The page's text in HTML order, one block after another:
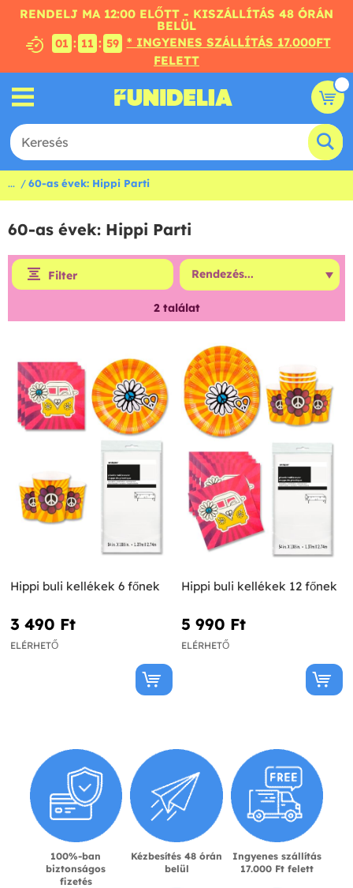
RENDELJ MA 12:00 ELŐTT - KISZÁLLÍTÁS 48 ÓRÁN
BELÜL
01 : 11 : 59 * INGYENES SZÁLLÍTÁS 17.000FT
FELETT
... 60-as évek: Hippi Parti
60-as évek: Hippi Parti
Filter
2találat
Hippi buli kellékek 6 főnek
3 490 Ft‎
ELÉRHETŐ
Hippi buli kellékek 12 főnek
5 990 Ft‎
ELÉRHETŐ
100%-ban
biztonságos
fizetés
Kézbesítés 48 órán
belül
Ingyenes szállítás
17.000 Ft felett